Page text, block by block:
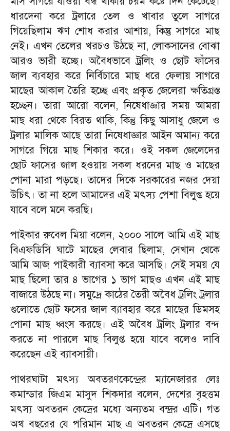
ধারদেনা করে ট্রলারে তেল ও খাবার তুলে সাগরে
গিয়েছিলাম ঋণ শোধ করার আশায়, কিন্তু সাগরে মাছ
নেই। এখন তেলের খরচও উঠছে না, লোকসানের বোঝা
আরও ভারী হচ্ছে। অবৈধভাবে ট্রলিং ও ছোট ফাঁসের
জাল ব্যবহার করে নির্বিচারে মাছ ধরে ফেলায় সাগরে
মাছের আকাল তৈরি হচ্ছে এবং প্রকৃত জেলেরা ক্ষতিগ্রস্ত
হচ্ছেন। তারা আরো বলেন, নিষেধাজ্ঞার সময় আমরা
মাছ ধরা থেকে বিরত থাকি, কিন্তু কিছু আসাধু জেলে ও
ট্রলার মালিক আছে তারা নিষেধাজ্ঞার আইন অমান্য করে
সাগরে গিয়ে মাছ শিকার করে। ওই সকল জেলেদের
ছোট ফাসের জাল হওয়ায় সকল ধরনের মাছ ও মাছের
পোনা মারা পড়ছে। তাদের দিকে সরকারের নজর দেয়া
উচিৎ। তা না হলে আমাদের এই মৎস্য পেশা বিলুপ্ত হয়ে
যাবে বলে মনে করছি।
পাইকার রুবেল মিয়া বলেন, ২০০০ সালে আমি এই মাছ
বিএফডিসি ঘাটে মাছের লেবার ছিলাম, সেখান থেকে
আমি আজ পাইকারী ব্যাবসা করে আসছি। সেই সময় যে
মাছ ছিলো তার ৪ ভাগের ১ ভাগ মাছও এখন এই মাছ
বাজারে উঠছে না। সমুদ্রে কাঠের তৈরী অবৈধ ট্রলিং ট্রলার
গুলোতে ছোট ফসের জাল ব্যাবহার করে মাছের ডিমসহ
পোনা মাছ ধ্বংস করছে। এই অবৈধ ট্রলিং ট্রলার বন্দ
করতে না পারলে মাছ বিলুপ্ত হয়ে যাবে বলেও দাবি
করেছেন এই ব্যাবসায়ী।
পাথরঘাটা মৎস্য অবতরণকেন্দ্রের ম্যানেজারর লেঃ
কমান্ডার জিএম মাসুদ শিকদার বলেন, দেশের বৃহত্তম
মৎস্য অবতরন কেদ্রের মধ্যে অন্যতম বন্দ্রর এটি। গত
অথ বছরের যে পরিমান মাছ এ অবতরন কেদ্রে এসছে